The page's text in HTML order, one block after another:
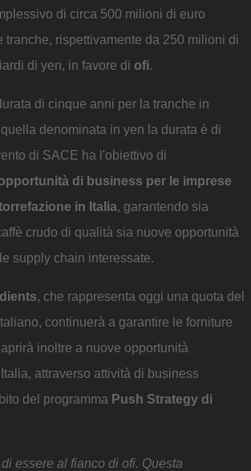
di circa 500 milioni di euro
tranche, rispettivamente da 250 milioni di
di yen, in favore di ofi.
di cinque anni per la tranche in
denominata in yen la durata è di
di SACE ha l'obiettivo di
di business per le imprese
in Italia, garantendo sia
crudo di qualità sia nuove opportunità
supply chain interessate.
, che rappresenta oggi una quota del
continuerà a garantire le forniture
inoltre a nuove opportunità
attraverso attività di business
del programma Push Strategy di
essere al fianco di ofi. Questa